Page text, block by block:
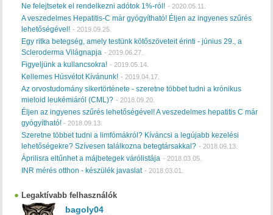
Ne felejtsetek el rendelkezni adótok 1%-ról! - 2020.05.11.
A veszedelmes Hepatitis-C már gyógyítható! Éljen az ingyenes szűrés
lehetőségével! - 2019.09.25.
Egy ritka betegség, amely testünk kötőszöveteit érinti - június 29., a
Scleroderma Világnapja - 2019.06.27.
Figyeljünk a kullancsokra! - 2019.05.14.
Kellemes Húsvétot Kívánunk! - 2019.04.17.
Az orvostudomány sikertörténete - szeretne többet tudni a krónikus
mieloid leukémiáról (CML)? - 2018.09.20.
Éljen az ingyenes szűrés lehetőségével! A veszedelmes hepatitis C már
gyógyítható!- 2018.09.13.
Szeretne többet tudni a limfómákról? Kíváncsi a legújabb kezelési
lehetőségekre? Szívesen találkozna betegtársakkal? - 2018.09.13.
Áprilisra eltűnhet a májbetegek várólistája - 2018.03.05.
INR mérés otthon - készülék javaslat - 2018.03.01.
Legaktívabb felhasználók
bagoly04